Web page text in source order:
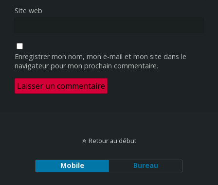
Site web
Enregistrer mon nom, mon e-mail et mon site dans le
navigateur pour mon prochain commentaire.
Retour au début
Mobile Bureau